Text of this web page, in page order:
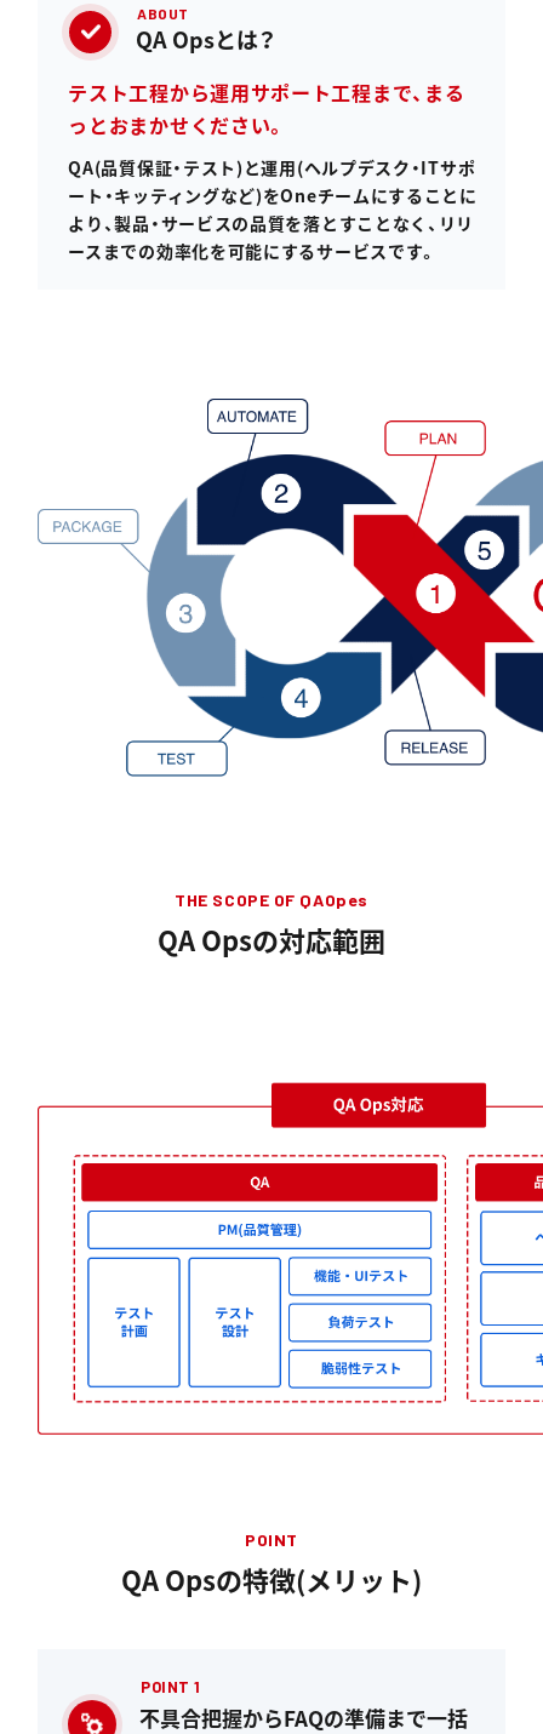
ABOUT
QA Opsとは？
テスト工程から運用サポート工程まで、 まる
っとおまかせください。
QA(品質保証・テスト)と運用(ヘルプデスク・ITサポ
ート・キッティングなど)をOneチームにすることに
より、製品・サービスの品質を落とすことなく、リリ
ースまでの効率化を可能にするサービスです。
THE SCOPE OF QAOpes
QA Opsの対応範囲
POINT
QA Opsの特徴(メリット)
POINT 1
不具合把握からFAQの準備まで一括